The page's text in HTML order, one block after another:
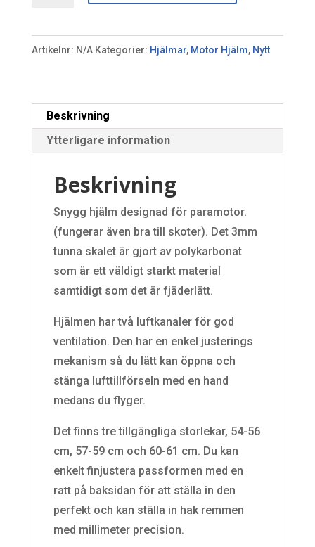
inkl
Peltor
mängd
Artikelnr: N/A Kategorier: Hjälmar, Motor Hjälm, Nytt
Beskrivning
Ytterligare information
Beskrivning
Snygg hjälm designad för paramotor.
(fungerar även bra till skoter). Det 3mm
tunna skalet är gjort av polykarbonat
som är ett väldigt starkt material
samtidigt som det är fjäderlätt.
Hjälmen har två luftkanaler för god
ventilation. Den har en enkel justerings
mekanism så du lätt kan öppna och
stänga lufttillförseln med en hand
medans du flyger.
Det finns tre tillgängliga storlekar, 54-56
cm, 57-59 cm och 60-61 cm. Du kan
enkelt finjustera passformen med en
ratt på baksidan för att ställa in den
perfekt och kan ställa in hak remmen
med millimeter precision.